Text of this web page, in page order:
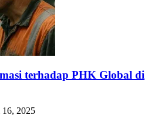
terhadap PHK Global di
16, 2025